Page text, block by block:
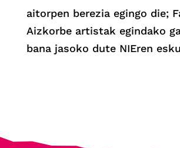
aitorpen berezia egingo die;
Aizkorbe artistak egindako
bana jasoko dute NIEren